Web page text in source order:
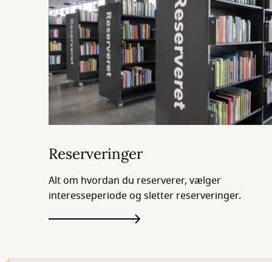
Reserveringer
Alt om hvordan du reserverer, vælger
interesseperiode og sletter reserveringer.